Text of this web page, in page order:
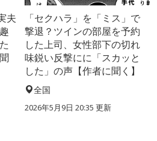
夫
「セクハラ」を「ミス」で
撃退？ツインの部屋を予約
した上司、女性部下の切れ
味鋭い反撃にに「スカッと
した」の声【作者に聞く】
全国
2026年5月9日 20:35 更新